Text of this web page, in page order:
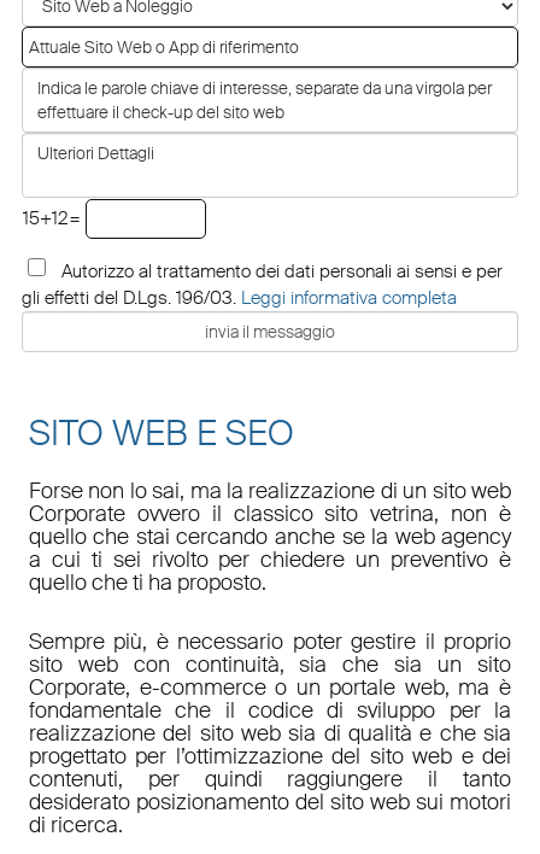
15+12=
Autorizzo al trattamento dei dati personali ai sensi e per
gli effetti del D.Lgs. 196/03. Leggi informativa completa
SITO WEB E SEO
Forse non lo sai, ma la realizzazione di un sito web
Corporate ovvero il classico sito vetrina, non è
quello che stai cercando anche se la web agency
a cui ti sei rivolto per chiedere un preventivo è
quello che ti ha proposto.
Sempre più, è necessario poter gestire il proprio
sito web con continuità, sia che sia un sito
Corporate, e-commerce o un portale web, ma è
fondamentale che il codice di sviluppo per la
realizzazione del sito web sia di qualità e che sia
progettato per l’ottimizzazione del sito web e dei
contenuti, per quindi raggiungere il tanto
desiderato posizionamento del sito web sui motori
di ricerca.